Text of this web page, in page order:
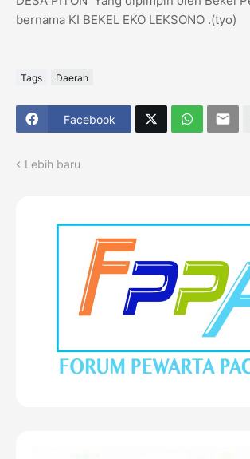
bernama KI BEKEL EKO LEKSONO .(tyo)
Tags Daerah
Facebook
Lebih baru